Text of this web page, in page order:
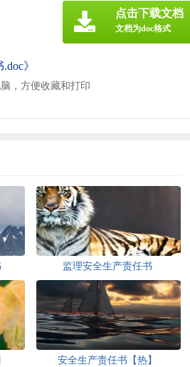
》
，方便收藏和打印
点击下载文档
文档为doc格式
监理安全生产责任书
安全生产责任书【热】